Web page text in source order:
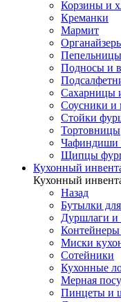
Корзины и
Креманки
Мармит
Пепельницы
Подносы и
Сахарницы
Соусники и
Стойки
Тортовницы
Чафиндиши
Щипцы
Кухонный
Кухонный
Назад
Бутылки
Дуршлаги и
Контейнеры
Миски
Сотейники
Кухонные
Мерная
Пинцеты и